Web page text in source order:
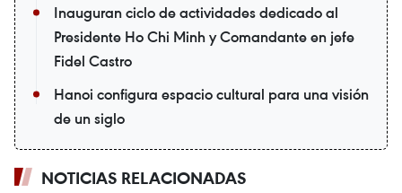
Inauguran ciclo de actividades dedicado al
Presidente Ho Chi Minh y Comandante en jefe
Fidel Castro
Hanoi configura espacio cultural para una visión
de un siglo
NOTICIAS RELACIONADAS